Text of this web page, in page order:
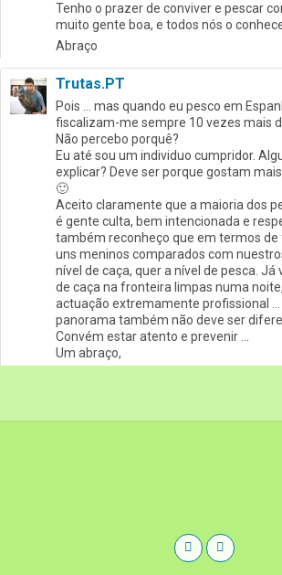
Tenho o prazer de conviver e pescar
muito gente boa, e todos nós o
Abraço
Trutas.PT
Pois … mas quando eu pesco em
fiscalizam-me sempre 10 vezes mais
Não percebo porquê?
Eu até sou um individuo cumpridor.
explicar? Deve ser porque gostam
🙂
Aceito claramente que a maioria dos
é gente culta, bem intencionada e
também reconheço que em termos
uns meninos comparados com
nível de caça, quer a nível de pesca.
de caça na fronteira limpas numa
actuação extremamente profissional …
panorama também não deve ser
Convém estar atento e prevenir …
Um abraço,